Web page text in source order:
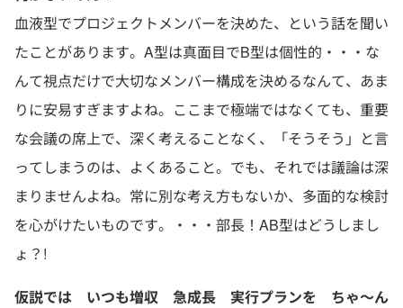
血液型でプロジェクトメンバーを決めた、という話を聞い
たことがあります。A型は真面目でB型は個性的・・・な
んて視点だけで大切なメンバー構成を決めるなんて、あま
りに安易すぎますよね。ここまで極端ではなくても、重要
な会議の席上で、深く考えることなく、「そうそう」と言
ってしまうのは、よくあること。でも、それでは議論は深
まりませんよね。常に別な考え方もないか、多面的な検討
を心がけたいものです。・・・部長！AB型はどうしまし
ょ？!
仮説では いつも増収 急成長 実行プランを ちゃ〜ん